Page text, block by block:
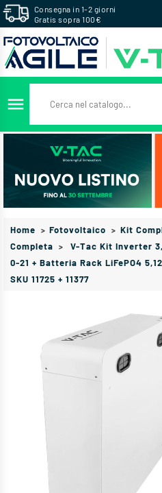
Consegna in 1-2 giorni
Gratis sopra 100€
menu
Home Fotovoltaico Kit
Completa
V-Tac Kit Inverter
0-21 + Batteria Rack LiFePO4
SKU 11725 + 11377